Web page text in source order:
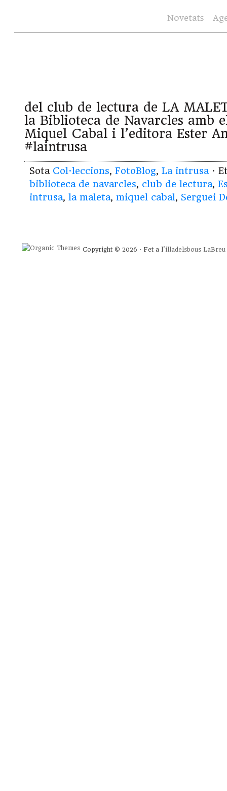
Novetats
del club de lectura de LA
la Biblioteca de Navarcles amb
Miquel Cabal i l’editora Ester
#laintrusa
Sota Col·leccions, FotoBlog, La intrusa ·
biblioteca de navarcles, club de lectura,
intrusa, la maleta, miquel cabal, Serguei
Copyright © 2026 · Fet a l'illadelsbous